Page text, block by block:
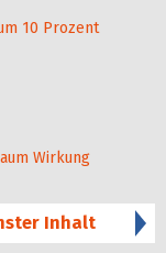
10 Prozent
Wirkung
Inhalt